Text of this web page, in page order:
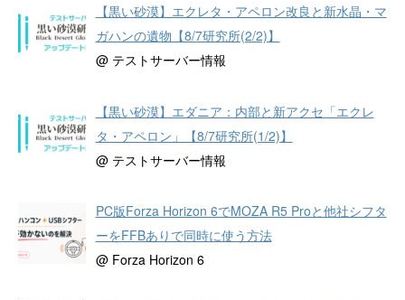
【黒い砂漠】エクレタ・アペロン改良と新水晶・マ
ガハンの遺物【8/7研究所(2/2)】
@ テストサーバー情報
【黒い砂漠】エダニア：内部と新アクセ「エクレ
タ・アペロン」【8/7研究所(1/2)】
@ テストサーバー情報
PC版Forza Horizon 6でMOZA R5 Proと他社シフタ
ーをFFBありで同時に使う方法
@ Forza Horizon 6